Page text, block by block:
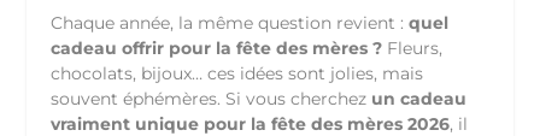
Chaque année, la même question revient :quel
cadeau offrir pour la fête des mères ? Fleurs,
chocolats, bijoux… ces idées sont jolies, mais
souvent éphémères. Si vous cherchez un cadeau
vraiment unique pour la fête des mères 2026, il